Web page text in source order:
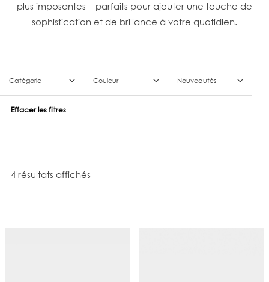
plus imposantes – parfaits pour ajouter une touche de
sophistication et de brillance à votre quotidien.
Catégorie Couleur Nouveautés
Effacer les filtres
4 résultats affichés